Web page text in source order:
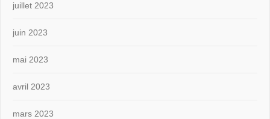
juillet 2023
juin 2023
mai 2023
avril 2023
mars 2023